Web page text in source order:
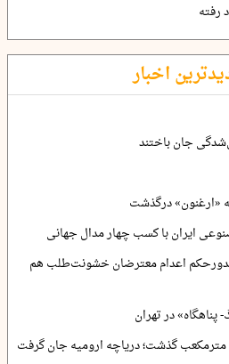
رفته
اخبار
«ارغنون» درگذشت
ایران با کسب چهار مدال جهانی
اعدام معترضان خشونت‌طلب هم
پناهگاه» در تهران